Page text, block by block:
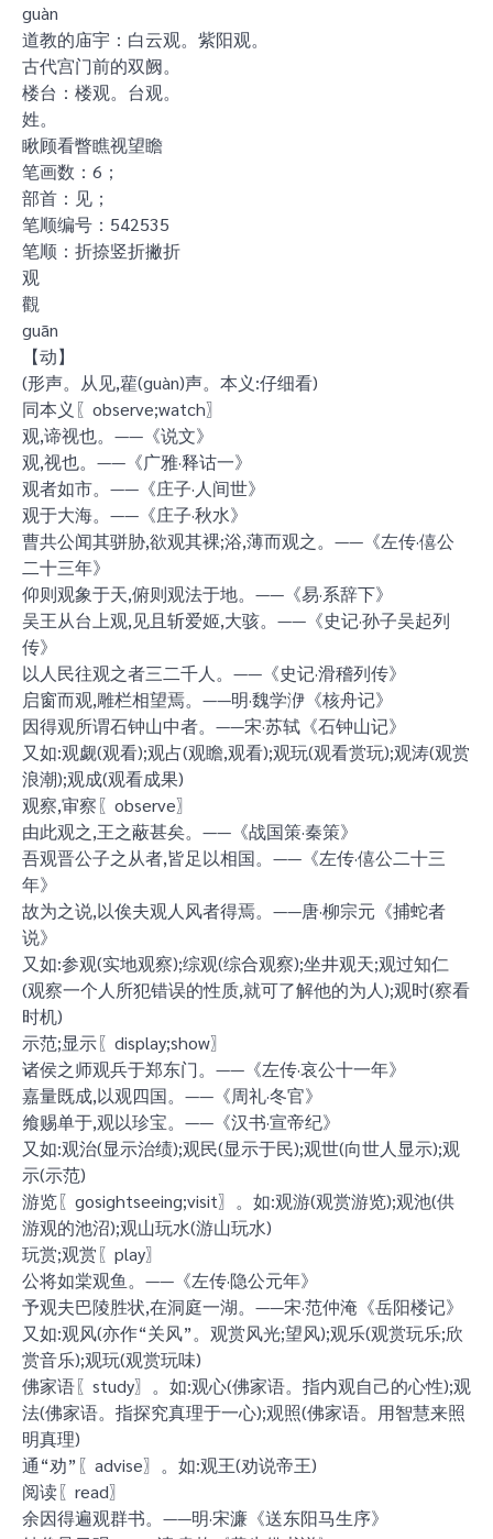
guàn
道教的庙宇：白云观。紫阳观。
古代宫门前的双阙。
楼台：楼观。台观。
姓。
瞅顾看瞥瞧视望瞻
笔画数：6；
部首：见；
笔顺编号：542535
笔顺：折捺竖折撇折
观
觀
guān
【动】
(形声。从见,雚(guàn)声。本义:仔细看)
同本义〖observe;watch〗
观,谛视也。——《说文》
观,视也。——《广雅·释诂一》
观者如市。——《庄子·人间世》
观于大海。——《庄子·秋水》
曹共公闻其骈胁,欲观其裸;浴,薄而观之。——《左传·僖公
二十三年》
仰则观象于天,俯则观法于地。——《易·系辞下》
吴王从台上观,见且斩爱姬,大骇。——《史记·孙子吴起列
传》
以人民往观之者三二千人。——《史记·滑稽列传》
启窗而观,雕栏相望焉。——明·魏学洢《核舟记》
因得观所谓石钟山中者。——宋·苏轼《石钟山记》
又如:观觑(观看);观占(观瞻,观看);观玩(观看赏玩);观涛(观赏
浪潮);观成(观看成果)
观察,审察〖observe〗
由此观之,王之蔽甚矣。——《战国策·秦策》
吾观晋公子之从者,皆足以相国。——《左传·僖公二十三
年》
故为之说,以俟夫观人风者得焉。——唐·柳宗元《捕蛇者
说》
又如:参观(实地观察);综观(综合观察);坐井观天;观过知仁
(观察一个人所犯错误的性质,就可了解他的为人);观时(察看
时机)
示范;显示〖display;show〗
诸侯之师观兵于郑东门。——《左传·哀公十一年》
嘉量既成,以观四国。——《周礼·冬官》
飨赐单于,观以珍宝。——《汉书·宣帝纪》
又如:观治(显示治绩);观民(显示于民);观世(向世人显示);观
示(示范)
游览〖gosightseeing;visit〗。如:观游(观赏游览);观池(供
游观的池沼);观山玩水(游山玩水)
玩赏;观赏〖play〗
公将如棠观鱼。——《左传·隐公元年》
予观夫巴陵胜状,在洞庭一湖。——宋·范仲淹《岳阳楼记》
又如:观风(亦作“关风”。观赏风光;望风);观乐(观赏玩乐;欣
赏音乐);观玩(观赏玩味)
佛家语〖study〗。如:观心(佛家语。指内观自己的心性);观
法(佛家语。指探究真理于一心);观照(佛家语。用智慧来照
明真理)
通“劝”〖advise〗。如:观王(劝说帝王)
阅读〖read〗
余因得遍观群书。——明·宋濂《送东阳马生序》